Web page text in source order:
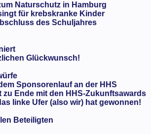
Naturschutz in Hamburg
für krebskranke Kinder
des Schuljahres
Glückwunsch!
Sponsorenlauf an der HHS
zu Ende mit den HHS-Zukunftsawards
linke Ufer (also wir) hat gewonnen!
Beteiligten